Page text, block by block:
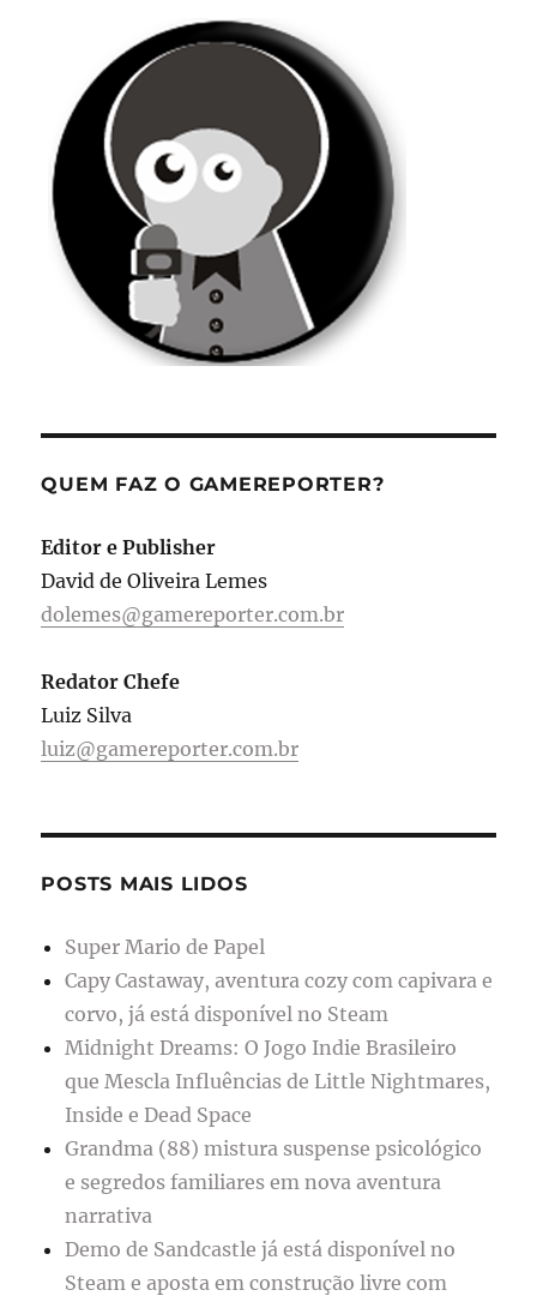
QUEM FAZ O GAMEREPORTER?
Editor e Publisher
David de Oliveira Lemes
dolemes@gamereporter.com.br
Redator Chefe
Luiz Silva
luiz@gamereporter.com.br
POSTS MAIS LIDOS
Super Mario de Papel
Capy Castaway, aventura cozy com capivara e
corvo, já está disponível no Steam
Midnight Dreams: O Jogo Indie Brasileiro
que Mescla Influências de Little Nightmares,
Inside e Dead Space
Grandma (88) mistura suspense psicológico
e segredos familiares em nova aventura
narrativa
Demo de Sandcastle já está disponível no
Steam e aposta em construção livre com